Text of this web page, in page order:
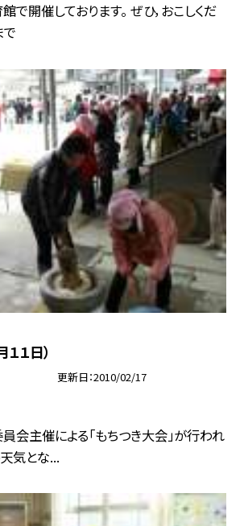
開催しております。 ぜひ，おこしくだ
で
１日）
更新日 2010/02/17
会主催による「もちつき大会」が行われ
天気とな...